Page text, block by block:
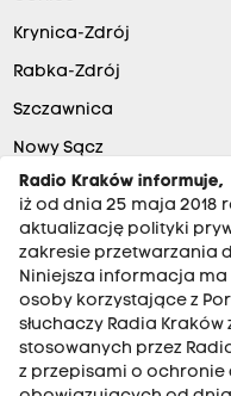
Krynica-Zdrój
Rabka-Zdrój
Szczawnica
Nowy Sącz
RADIO KRAKÓW SA. Aleja
Radio Kraków informuje,
iż od dnia 25 maja 2018
aktualizację polityki
zakresie przetwarzania
Niniejsza informacja
osoby korzystające z
słuchaczy Radia Kraków
stosowanych przez
z przepisami o